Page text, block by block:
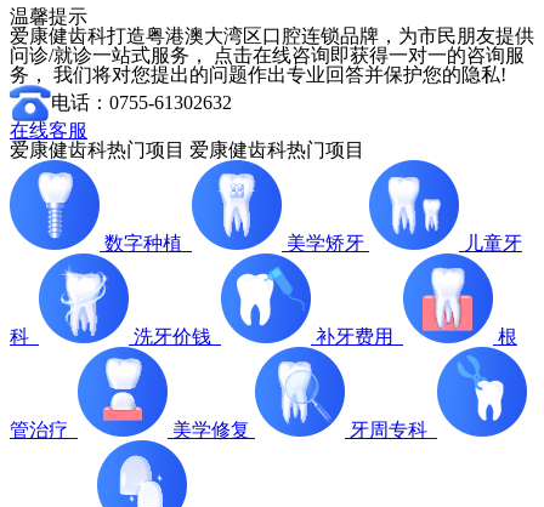
温馨提示
爱康健齿科打造粤港澳大湾区口腔连锁品牌，为市民朋友提供
问诊/就诊一站式服务， 点击在线咨询即获得一对一的咨询服
务， 我们将对您提出的问题作出专业回答并保护您的隐私!
电话：0755-61302632
在线客服
爱康健齿科热门项目 爱康健齿科热门项目
数字种植 美学矫牙 儿童牙
科 洗牙价钱 补牙费用 根
管治疗 美学修复 牙周专科